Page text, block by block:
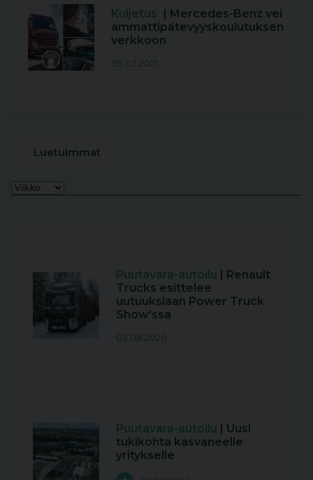
Kuljetus | Mercedes-Benz vei
ammattipätevyyskoulutuksen
verkkoon
09.03.2021
Luetuimmat
Puutavara-autoilu | Renault
Trucks esittelee
uutuuksiaan Power Truck
Show'ssa
03.08.2026
Puutavara-autoilu | Uusi
tukikohta kasvaneelle
yritykselle